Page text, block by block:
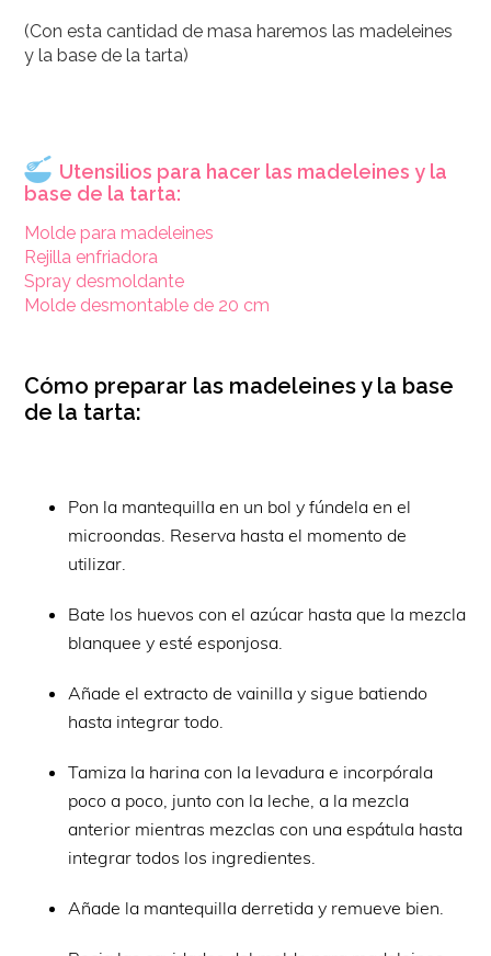
(Con esta cantidad de masa haremos las madeleines
y la base de la tarta)
Utensilios para hacer las madeleines y la
base de la tarta:
Molde para madeleines
Rejilla enfriadora
Spray desmoldante
Molde desmontable de 20 cm
Cómo preparar las madeleines y la base
de la tarta:
Pon la mantequilla en un bol y fúndela en el
microondas. Reserva hasta el momento de
utilizar.
Bate los huevos con el azúcar hasta que la mezcla
blanquee y esté esponjosa.
Añade el extracto de vainilla y sigue batiendo
hasta integrar todo.
Tamiza la harina con la levadura e incorpórala
poco a poco, junto con la leche, a la mezcla
anterior mientras mezclas con una espátula hasta
integrar todos los ingredientes.
Añade la mantequilla derretida y remueve bien.